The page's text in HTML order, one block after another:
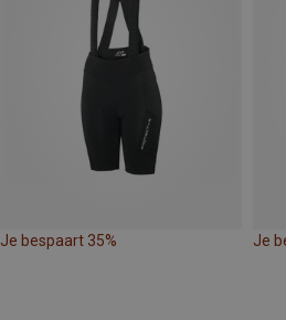
Je bespaart 35% Je